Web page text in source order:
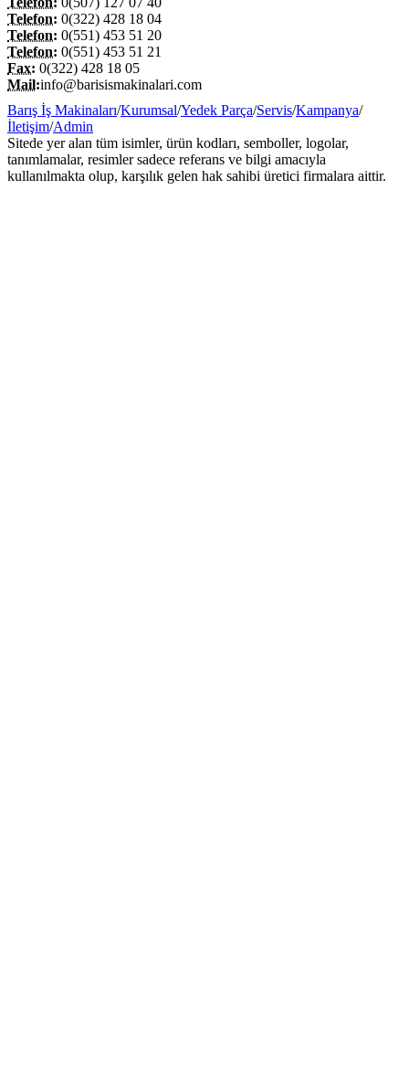
Telefon: 0(322) 428 18 04
Telefon: 0(551) 453 51 20
Telefon: 0(551) 453 51 21
Fax: 0(322) 428 18 05
Mail:info@barisismakinalari.com
Barış İş Makinaları/Kurumsal/Yedek Parça/Servis/Kampanya/
İletişim/Admin
Sitede yer alan tüm isimler, ürün kodları, semboller, logolar,
tanımlamalar, resimler sadece referans ve bilgi amacıyla
kullanılmakta olup, karşılık gelen hak sahibi üretici firmalara aittir.